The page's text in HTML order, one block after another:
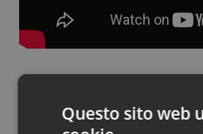
Salute orale & impianti
Questo sito web